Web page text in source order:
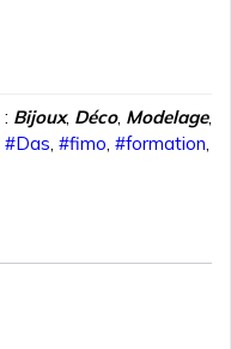
Bijoux, Déco, Modelage,
#Das #fimo #formation